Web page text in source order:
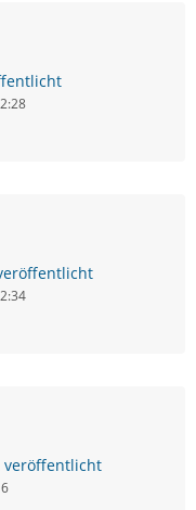
veröffentlicht